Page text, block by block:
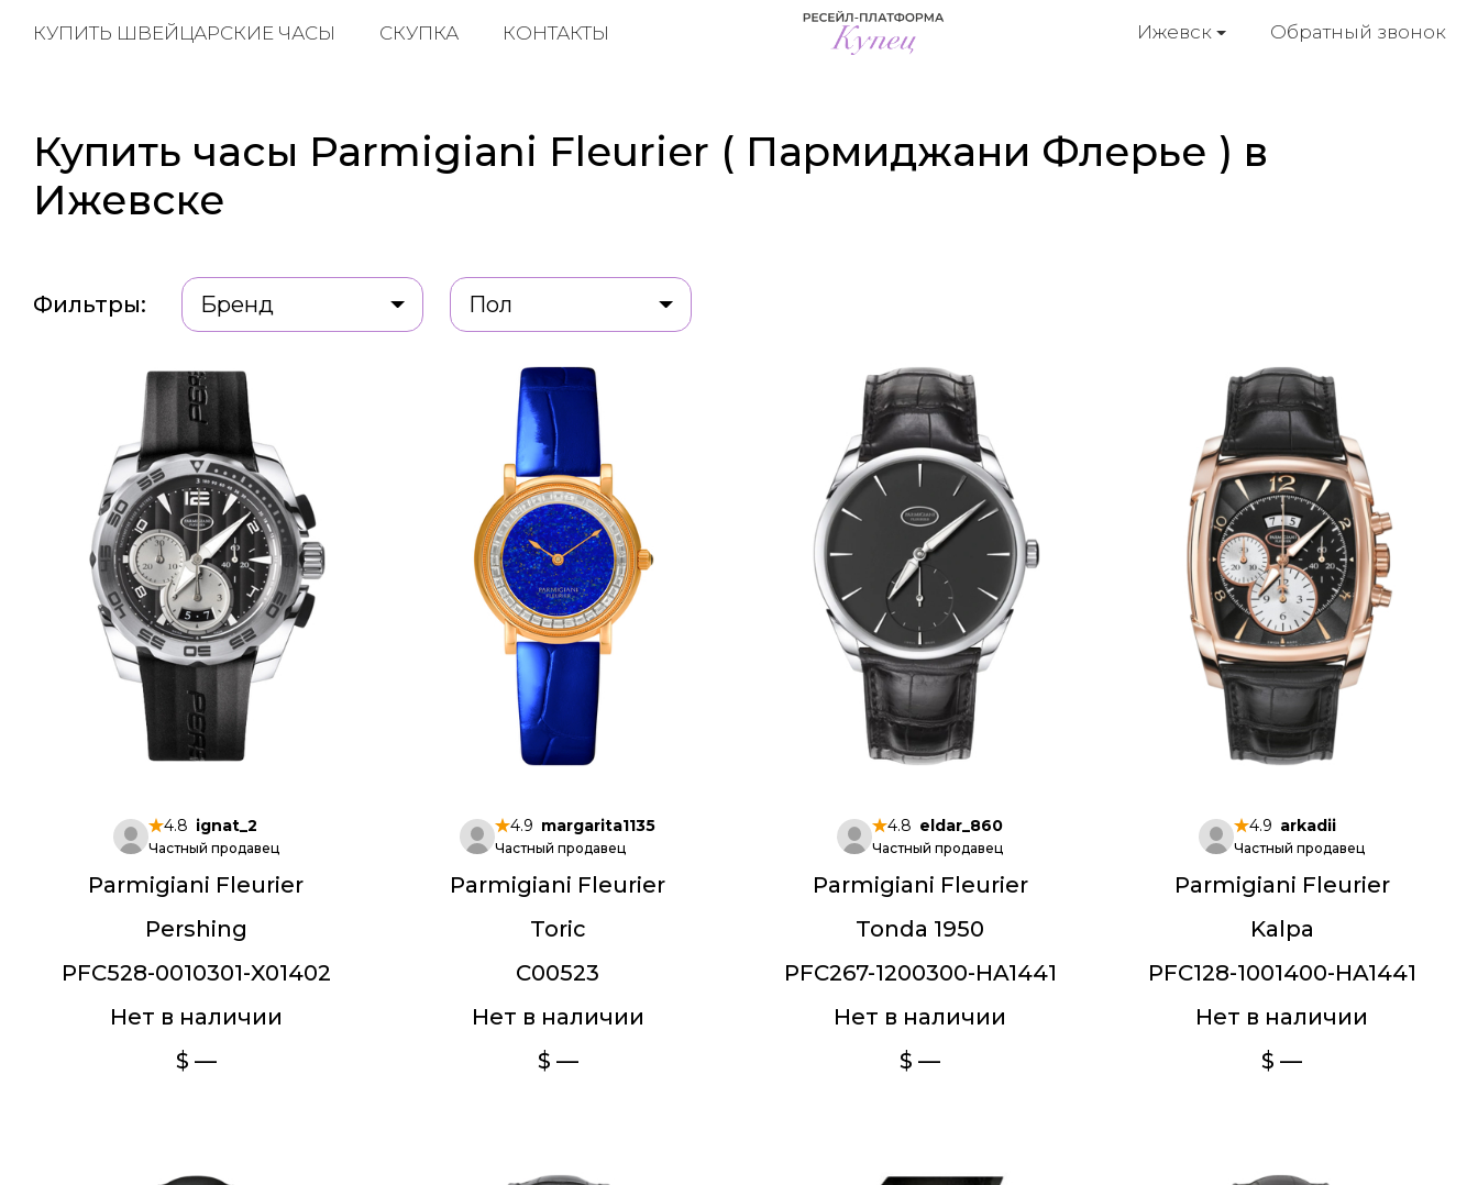
Ижевск Обратный звонок
КУПИТЬ ШВЕЙЦАРСКИЕ ЧАСЫ СКУПКА КОНТАКТЫ
Купить часы Parmigiani Fleurier ( Пармиджани Флерье ) в
Ижевске
Фильтры: Бренд Пол
4.8 ignat_2
Частный продавец
Parmigiani Fleurier
Pershing
PFC528-0010301-X01402
Нет в наличии
$ —
4.9 margarita1135
Частный продавец
Parmigiani Fleurier
Toric
C00523
Нет в наличии
$ —
4.8 eldar_860
Частный продавец
Parmigiani Fleurier
Tonda 1950
PFC267-1200300-HA1441
Нет в наличии
$ —
4.9 arkadii
Частный продавец
Parmigiani Fleurier
Kalpa
PFC128-1001400-HA1441
Нет в наличии
$ —